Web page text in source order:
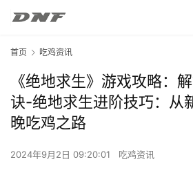
首页 吃鸡资讯
《绝地求生》游戏攻略：
诀-绝地求生进阶技巧：从
晚吃鸡之路
2024年9月2日 09:20:01 吃鸡资讯